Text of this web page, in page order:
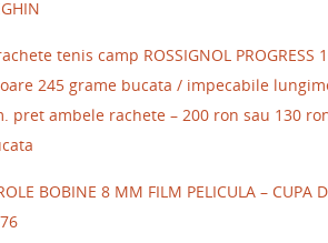
tenis camp ROSSIGNOL PROGRESS
245 grame bucata / impecabile
pret ambele rachete – 200 ron sau 130
BOBINE 8 MM FILM PELICULA – CUPA